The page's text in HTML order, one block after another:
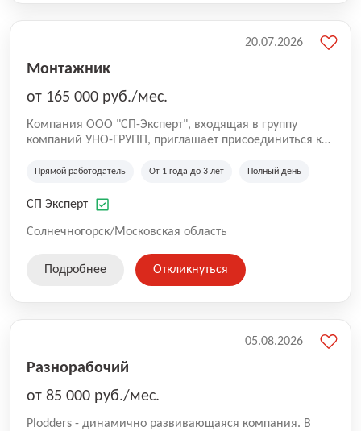
Монтажник
от 165 000 руб./мес.
Компания ООО "СП-Эксперт", входящая в группу
компаний УНО-ГРУПП, приглашает присоединиться к
работаем на рынке с 2005 года и оказываем комплекс
зданий из гибридных модульных блоков свободной
гибридно-модульного строительства.
Прямой работодатель От 1 года до 3 лет Полный день
СП Эксперт
Солнечногорск/Московская область
20.07.2026
Подробнее Откликнуться
Разнорабочий
от 85 000 руб./мес.
Plodders - динамично развивающаяся компания. В
05.08.2026